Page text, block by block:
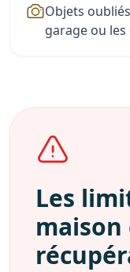
Objets
garage ou
Les